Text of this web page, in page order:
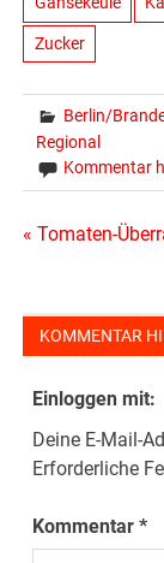
Zucker
Berlin/
Regional
Kommentar
« Tomaten-
KOMMENTAR
Einloggen mit:
Deine E-Mail-
Erforderliche
Kommentar*